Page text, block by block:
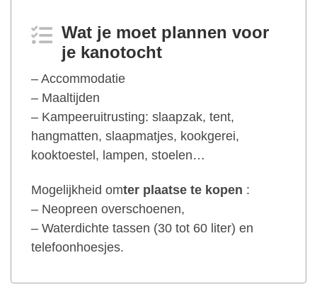
Wat je moet plannen voor
je kanotocht
– Accommodatie
– Maaltijden
– Kampeeruitrusting: slaapzak, tent,
hangmatten, slaapmatjes, kookgerei,
kooktoestel, lampen, stoelen…
Mogelijkheid omter plaatse te kopen :
– Neopreen overschoenen,
– Waterdichte tassen (30 tot 60 liter) en
telefoonhoesjes.